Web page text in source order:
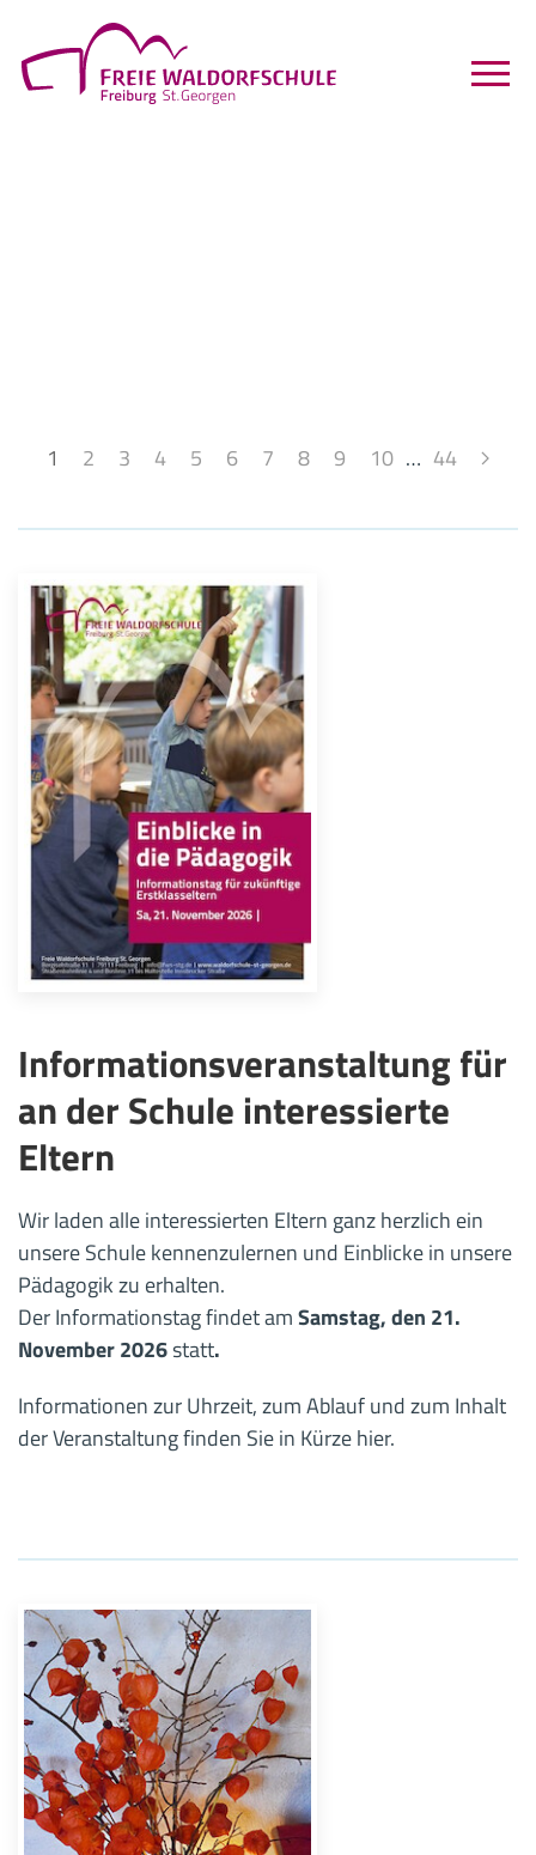
1 2 3 4 5 6 7 8 9 10 … 44
Informationsveranstaltung für
an der Schule interessierte
Eltern
Wir laden alle interessierten Eltern ganz herzlich ein
unsere Schule kennenzulernen und Einblicke in unsere
Pädagogik zu erhalten.
Der Informationstag findet amSamstag, den 21.
November 2026statt.
Informationen zur Uhrzeit, zum Ablauf und zum Inhalt
der Veranstaltung finden Sie in Kürze hier.